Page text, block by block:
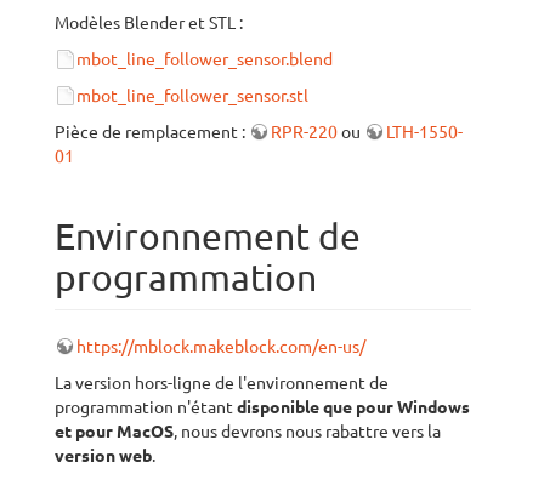
Modèles Blender et STL :
mbot_line_follower_sensor.blend
mbot_line_follower_sensor.stl
Pièce de remplacement :
RPR-220ou
LTH-1550-
01
Environnement de
programmation
https://mblock.makeblock.com/en-us/
La version hors-ligne de l'environnement de
programmation n'étant disponible que pour Windows
et pour MacOS, nous devrons nous rabattre vers la
version web.